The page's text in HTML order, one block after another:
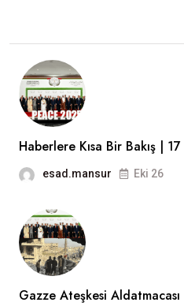
Haberlere Kısa Bir Bakış |
esad.mansur Eki 26
Gazze Ateşkesi Aldatmacası